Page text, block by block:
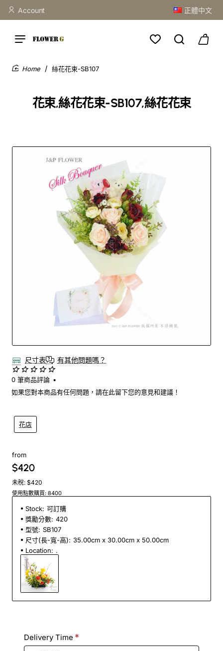
Account 正體中文
花束,絲花花束-SB107,絲花花束
絲花花束-SB107
尺寸表 有其他問題嗎？
花店
0 筆商品評論 •
如果您對本商品有任何問題，請在此留下您的意見和建議！
from
$420
未稅: $420
使用點數購買: 8400
Stock: 可訂購
獎勵分數: 420
型號: SB107
尺寸(長-寬-高): 35.00cm x 30.00cm x 50.00cm
Location: .
Delivery Time